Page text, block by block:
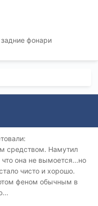
фонари
средством. Намутил
она не вымоется...но
чисто и хорошо.
феном обычным в